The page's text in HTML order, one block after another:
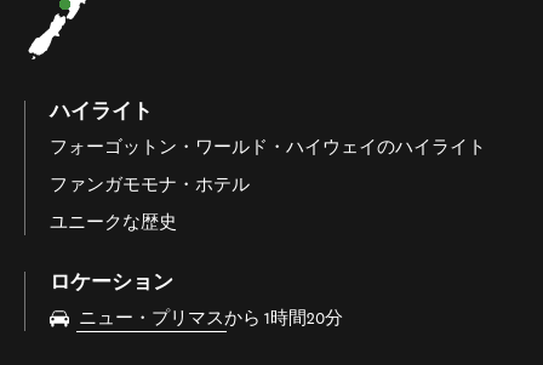
ハイライト
フォーゴットン・ワールド・ハイウェイのハイライト
ファンガモモナ・ホテル
ユニークな歴史
ロケーション
ニュー・プリマスから 1時間20分